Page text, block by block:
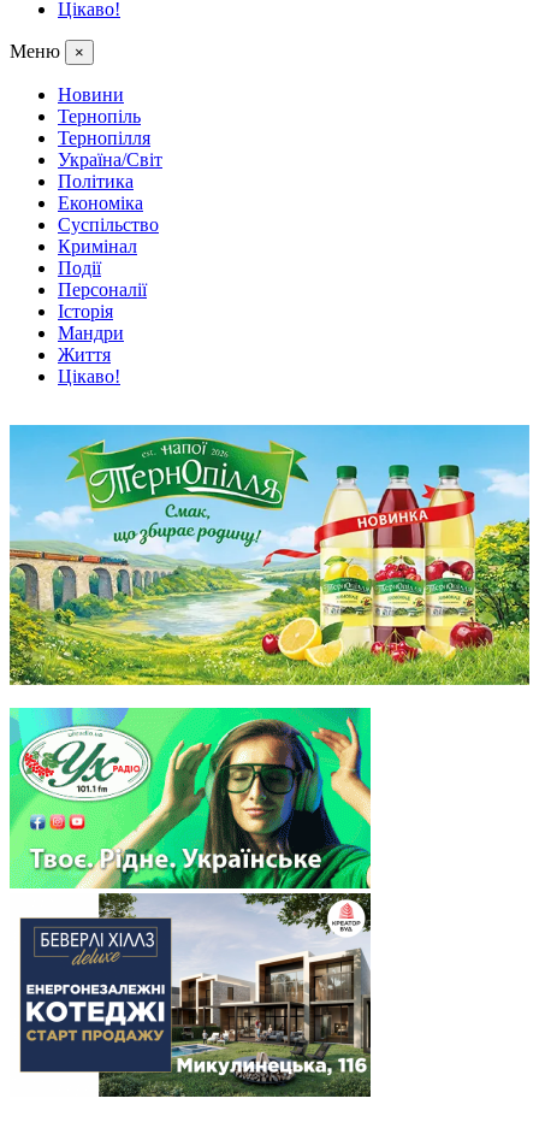
Цікаво!
Меню ×
Новини
Тернопіль
Тернопілля
Україна/Світ
Політика
Економіка
Суспільство
Кримінал
Події
Персоналії
Історія
Мандри
Життя
Цікаво!